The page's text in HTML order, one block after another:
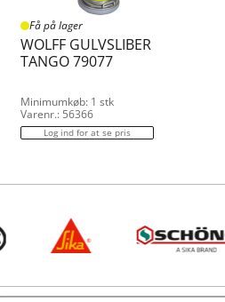
Få på lager
WOLFF GULVSLIBER
TANGO 79077
Minimumkøb: 1 stk
Varenr.: 56366
Log ind for at se pris